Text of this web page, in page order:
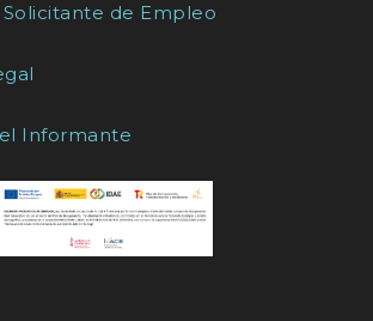
de Empleo
Informante